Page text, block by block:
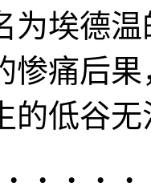
为埃德
惨痛后
的低谷
· · · ·